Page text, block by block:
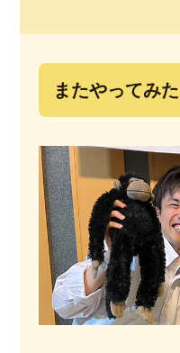
またやってみた